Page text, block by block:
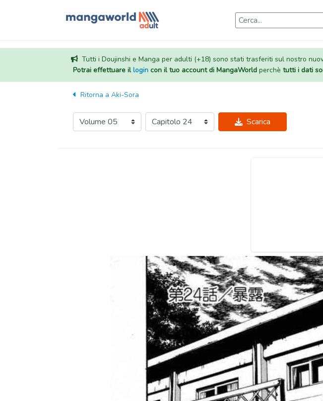
Tutti i Doujinshi e Manga per adulti (+18) sono stati trasferiti sul nostro
Potrai effettuare illogincon il tuo account di MangaWorldperchè tutti i dati
Ritorna a Aki-Sora
Scarica